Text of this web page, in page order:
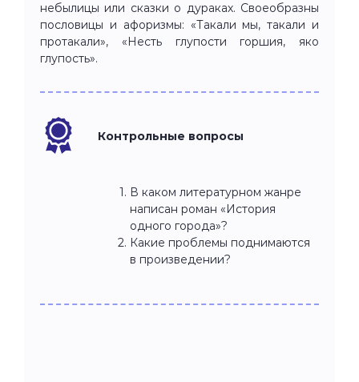
небылицы или сказки о дураках. Своеобразны
пословицы и афоризмы: «Такали мы, такали и
протакали», «Несть глупости горшия, яко
глупость».
Контрольные вопросы
В каком литературном жанре
написан роман «История
одного города»?
Какие проблемы поднимаются
в произведении?